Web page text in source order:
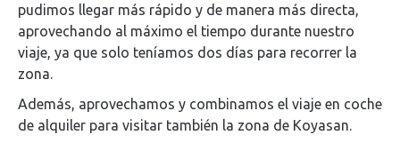
pudimos llegar más rápido y de manera más directa,
aprovechando al máximo el tiempo durante nuestro
viaje, ya que solo teníamos dos días para recorrer la
zona.
Además, aprovechamos y combinamos el viaje en coche
de alquiler para visitar también la zona de Koyasan.